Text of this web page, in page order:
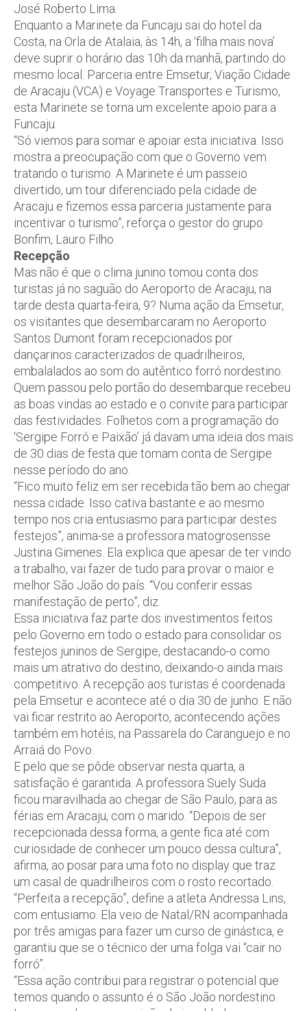
José Roberto Lima.
Enquanto a Marinete da Funcaju sai do hotel da
Costa, na Orla de Atalaia, às 14h, a ‘filha mais nova’
deve suprir o horário das 10h da manhã, partindo do
mesmo local. Parceria entre Emsetur, Viação Cidade
de Aracaju (VCA) e Voyage Transportes e Turismo,
esta Marinete se torna um excelente apoio para a
Funcaju.
“Só viemos para somar e apoiar esta iniciativa. Isso
mostra a preocupação com que o Governo vem
tratando o turismo. A Marinete é um passeio
divertido, um tour diferenciado pela cidade de
Aracaju e fizemos essa parceria justamente para
incentivar o turismo”, reforça o gestor do grupo
Bonfim, Lauro Filho.
Recepção
Mas não é que o clima junino tomou conta dos
turistas já no saguão do Aeroporto de Aracaju, na
tarde desta quarta-feira, 9? Numa ação da Emsetur,
os visitantes que desembarcaram no Aeroporto
Santos Dumont foram recepcionados por
dançarinos caracterizados de quadrilheiros,
embalalados ao som do autêntico forró nordestino.
Quem passou pelo portão do desembarque recebeu
as boas vindas ao estado e o convite para participar
das festividades. Folhetos com a programação do
‘Sergipe Forró e Paixão’ já davam uma ideia dos mais
de 30 dias de festa que tomam conta de Sergipe
nesse período do ano.
“Fico muito feliz em ser recebida tão bem ao chegar
nessa cidade. Isso cativa bastante e ao mesmo
tempo nos cria entusiasmo para participar destes
festejos”, anima-se a professora matogrosensse
Justina Gimenes. Ela explica que apesar de ter vindo
a trabalho, vai fazer de tudo para provar o maior e
melhor São João do país. “Vou conferir essas
manifestação de perto”, diz.
Essa iniciativa faz parte dos investimentos feitos
pelo Governo em todo o estado para consolidar os
festejos juninos de Sergipe, destacando-o como
mais um atrativo do destino, deixando-o ainda mais
competitivo. A recepção aos turistas é coordenada
pela Emsetur e acontece até o dia 30 de junho. E não
vai ficar restrito ao Aeroporto, acontecendo ações
também em hotéis, na Passarela do Caranguejo e no
Arraiá do Povo.
E pelo que se pôde observar nesta quarta, a
satisfação é garantida. A professora Suely Suda
ficou maravilhada ao chegar de São Paulo, para as
férias em Aracaju, com o marido. “Depois de ser
recepcionada dessa forma, a gente fica até com
curiosidade de conhecer um pouco dessa cultura”,
afirma, ao posar para uma foto no display que traz
um casal de quadrilheiros com o rosto recortado.
“Perfeita a recepção”, define a atleta Andressa Lins,
com entusiamo. Ela veio de Natal/RN acompanhada
por três amigas para fazer um curso de ginástica, e
garantiu que se o técnico der uma folga vai “cair no
forró”.
“Essa ação contribui para registrar o potencial que
temos quando o assunto é o São João nordestino.